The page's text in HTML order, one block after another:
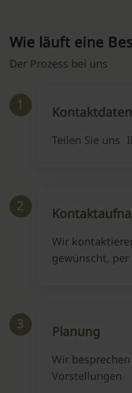
Wie läuft eine
Der Prozess bei uns
1 Kontaktdaten
Teilen Sie uns
2
Wir
gewünscht, per
3 Planung
Wir
Vorstellungen